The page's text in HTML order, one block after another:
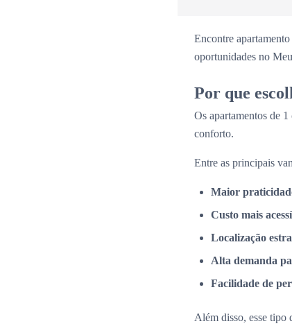
Encontre
oportunidades no
Por que
Os apartamentos de
conforto.
Entre as principais
Maior
Custo mais
Localização
Alta demanda
Facilidade de
Além disso, esse tipo